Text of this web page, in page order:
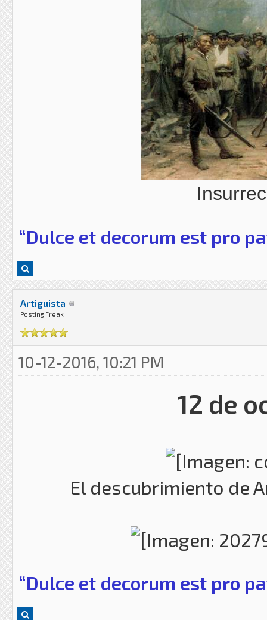
“Dulce et decorum est pro
Artiguista
Posting Freak
10-12-2016, 10:21 PM
12 de
El descubrimiento de
“Dulce et decorum est pro